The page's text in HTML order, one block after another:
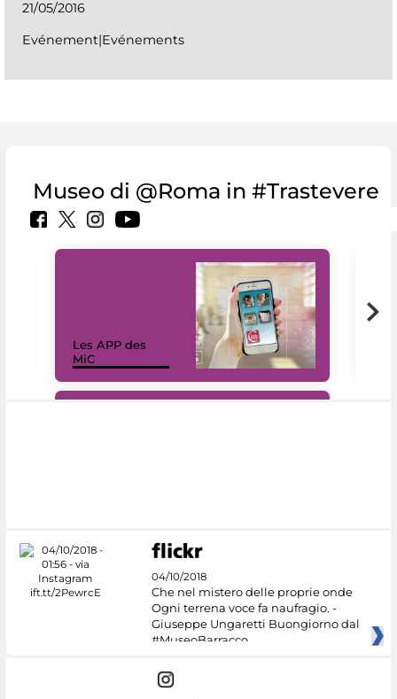
21/05/2016
Evénement|Evénements
Museo di @Roma in #Trastevere
Les APP des
MiC
04/10/2018
Che nel mistero delle proprie onde
Ogni terrena voce fa naufragio. -
Giuseppe Ungaretti Buongiorno dal
#MuseoBarracco